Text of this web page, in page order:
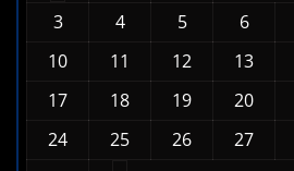
3
4 5 6
10
11 12 13
17
18 19 20
24
25 26 27